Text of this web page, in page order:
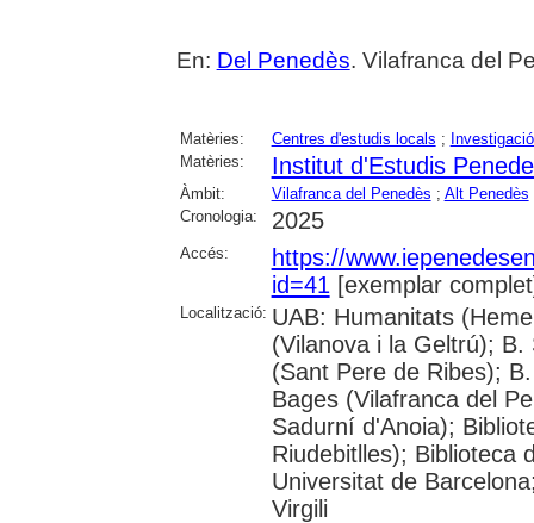
En: Del Penedès. Vilafranca del
Matèries: Centres d'estudis locals ;
Matèries:
Institut d'Estudis
Àmbit: Vilafranca del Penedès ; Alt Penedès
Cronologia:
2025
Accés:
https://
id=41 [exemplar
Localització: UAB: Humanitats
(Vilanova i la Geltrú);
(Sant Pere de Ribes);
Bages (Vilafranca del
Sadurní d'Anoia);
Riudebitlles); Biblioteca
Universitat de
Virgili